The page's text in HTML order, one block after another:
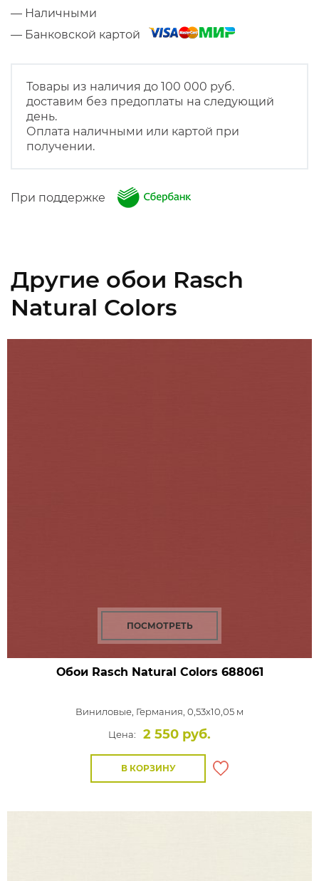
— Наличными
— Банковской картой
Товары из наличия до 100 000 руб.
доставим без предоплаты на следующий
день.
Оплата наличными или картой при
получении.
При поддержке
Другие обои Rasch
Natural Colors
ПОСМОТРЕТЬ
Обои Rasch Natural Colors 688061
Виниловые, Германия, 0,53x10,05 м
Цена:
2 550 руб.
В КОРЗИНУ